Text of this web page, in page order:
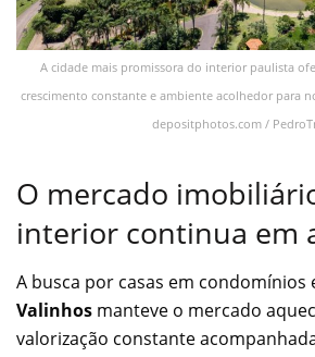
A cidade mais promissora do interior paulista
crescimento constante e ambiente acolhedor para
depositphotos.com /
O mercado
interior continua em
A busca por casas em condomínios
Valinhos manteve o mercado
valorização constante